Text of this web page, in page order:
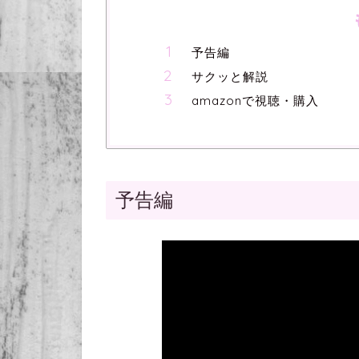
予告編
サクッと解説
amazonで視聴・購入
予告編